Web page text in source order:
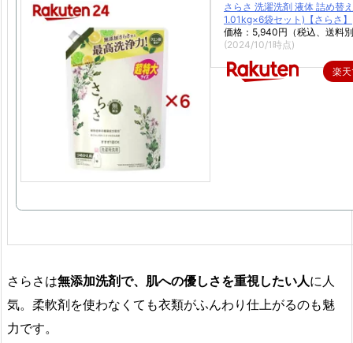
さらさ 洗濯洗剤 液体 詰め替
1.01kg×6袋セット)【さらさ】
価格：5,940円（税込、送料
(2024/10/1時点)
楽
さらさは無添加洗剤で、肌への優しさを重視したい人に人
気。柔軟剤を使わなくても衣類がふんわり仕上がるのも魅
力です。